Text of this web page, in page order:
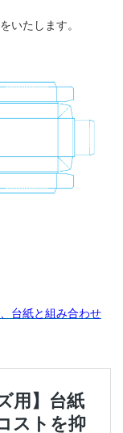
いたします。
台紙と組み合わせ